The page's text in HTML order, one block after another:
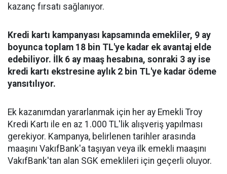
kazanç fırsatı sağlanıyor.
Kredi kartı kampanyası kapsamında emekliler, 9 ay
boyunca toplam 18 bin TL'ye kadar ek avantaj elde
edebiliyor. İlk 6 ay maaş hesabına, sonraki 3 ay ise
kredi kartı ekstresine aylık 2 bin TL'ye kadar ödeme
yansıtılıyor.
Ek kazanımdan yararlanmak için her ay Emekli Troy
Kredi Kartı ile en az 1.000 TL'lik alışveriş yapılması
gerekiyor. Kampanya, belirlenen tarihler arasında
maaşını VakıfBank'a taşıyan veya ilk emekli maaşını
VakıfBank'tan alan SGK emeklileri için geçerli oluyor.